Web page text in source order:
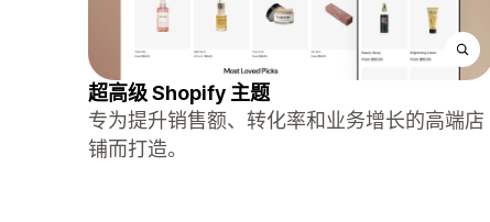
超高级 Shopify 主题
专为提升销售额、转化率和业务增长的高端店
铺而打造。